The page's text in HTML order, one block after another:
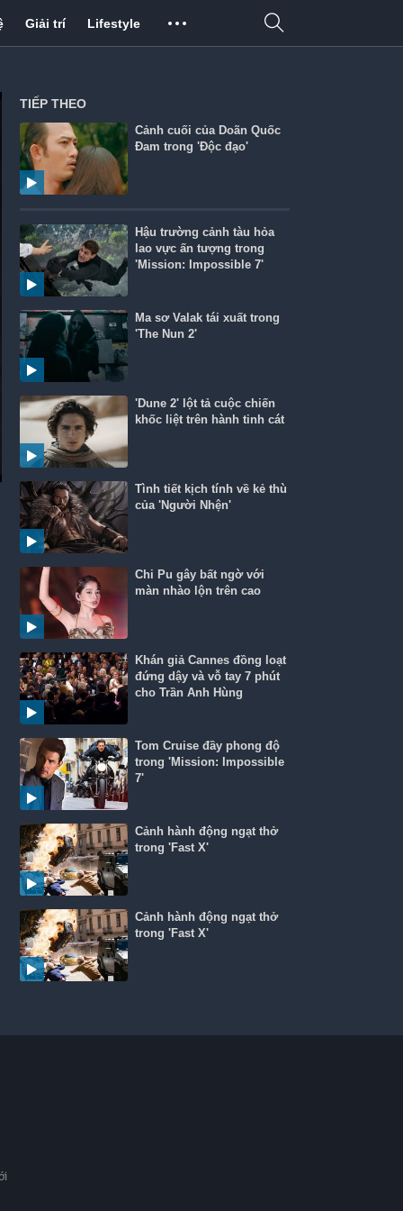
Giải trí Lifestyle
TIẾP THEO
Cảnh cuối của Doãn Quốc
Đam trong 'Độc đạo'
Hậu trường cảnh tàu hỏa
lao vực ấn tượng trong
'Mission: Impossible 7'
Ma sơ Valak tái xuất trong
'The Nun 2'
'Dune 2' lột tả cuộc chiến
khốc liệt trên hành tinh cát
Tình tiết kịch tính về kẻ thù
của 'Người Nhện'
Chi Pu gây bất ngờ với
màn nhào lộn trên cao
Khán giả Cannes đồng loạt
đứng dậy và vỗ tay 7 phút
cho Trần Anh Hùng
Tom Cruise đầy phong độ
trong 'Mission: Impossible
7'
Cảnh hành động ngạt thở
trong 'Fast X'
Cảnh hành động ngạt thở
trong 'Fast X'